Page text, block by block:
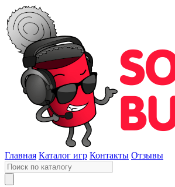
Главная Каталог игр Контакты Отзывы